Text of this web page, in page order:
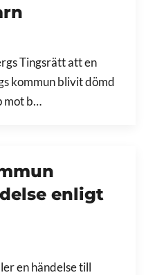
Tingsrätt att en
kommun blivit dömd
mot b…
enligt
en händelse till